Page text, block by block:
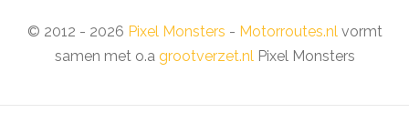
© 2012 - 2026 Pixel Monsters - Motorroutes.nlvormt
samen met o.a grootverzet.nlPixel Monsters